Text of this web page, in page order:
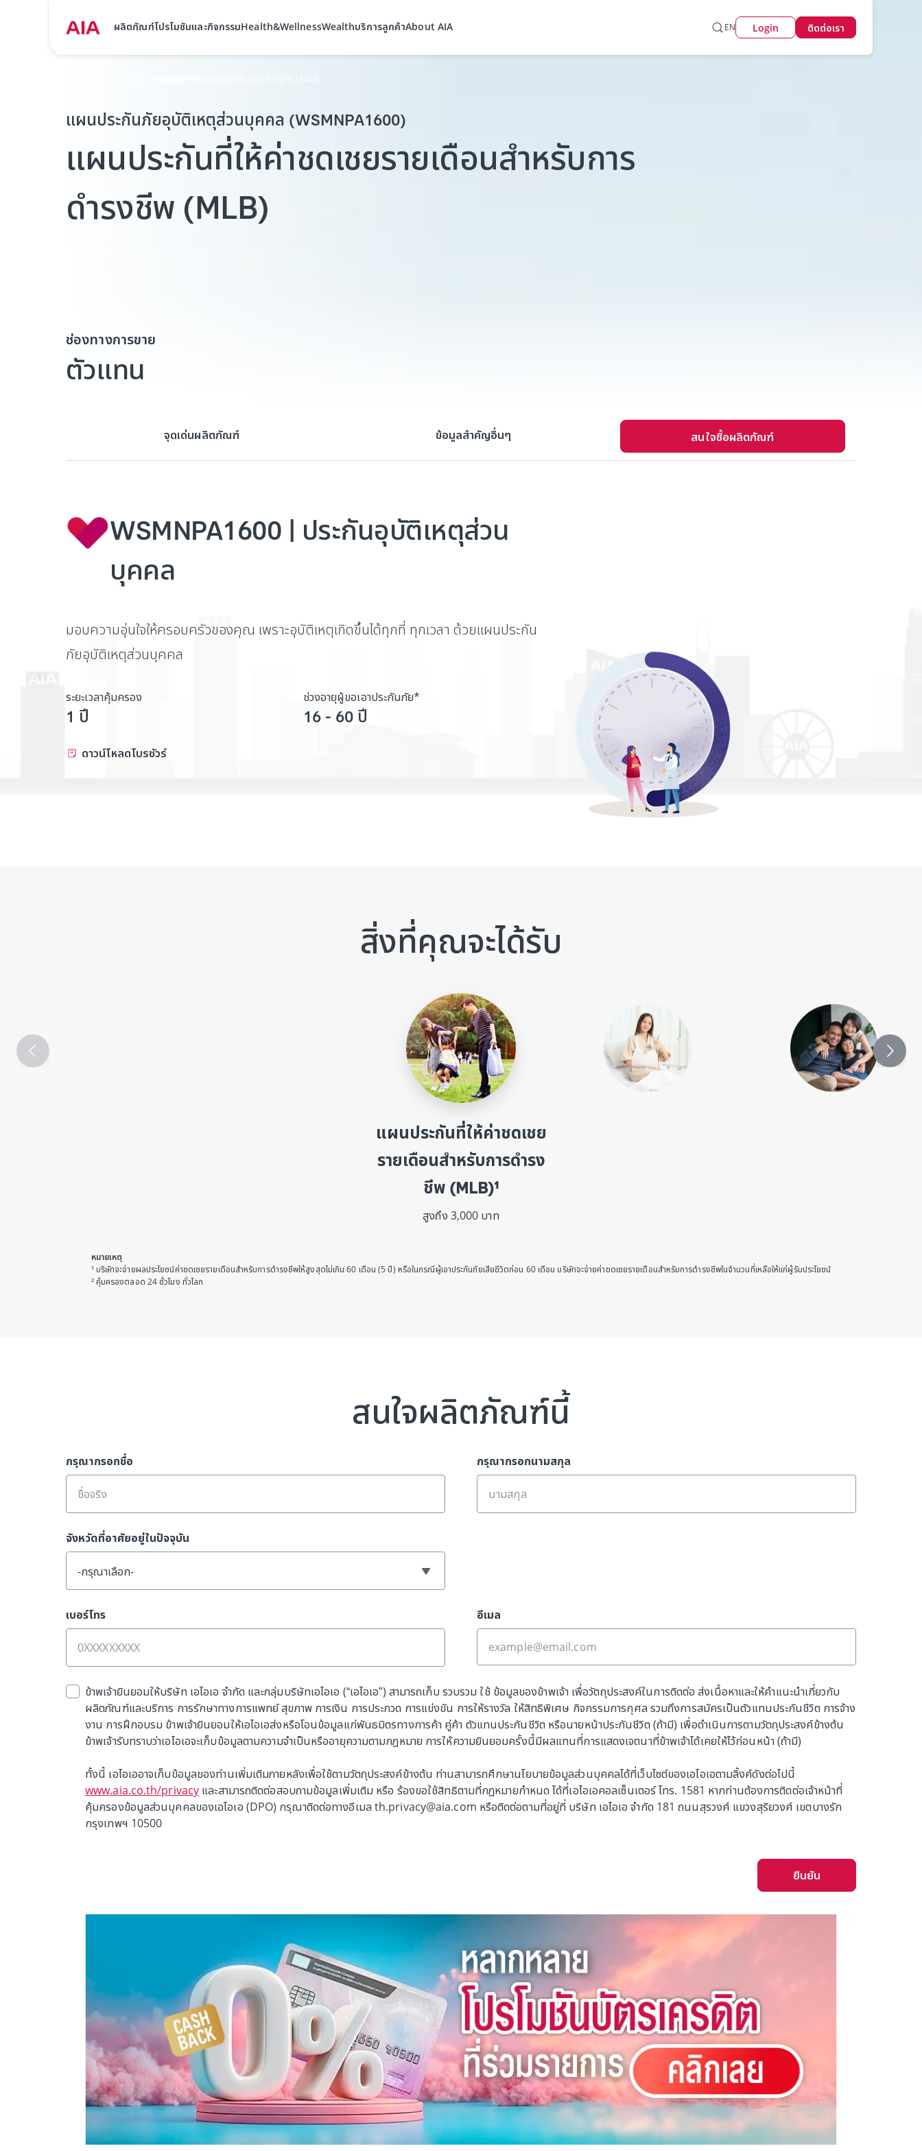
ผลิตภัณฑ์โปรโมชันและกิจกรรมHealth&WellnessWealthบริการลูกค้าAbout AIA EN Login ติดต่อเรา
แผนประกันภัยอุบัติเหตุส่วนบุคคล (WSMNPA1600)
แผนประกันที่ให้ค่าชดเชยรายเดือนสำหรับการ
ดำรงชีพ (MLB)
ช่องทางการขาย
ตัวแทน
จุดเด่นผลิตภัณฑ์ ข้อมูลสำคัญอื่นๆ สนใจซื้อผลิตภัณฑ์
WSMNPA1600 | ประกันอุบัติเหตุส่วน
บุคคล
มอบความอุ่นใจให้ครอบครัวของคุณ เพราะอุบัติเหตุเกิดขึ้นได้ทุกที่ ทุกเวลา ด้วยแผนประกัน
ภัยอุบัติเหตุส่วนบุคคล
ระยะเวลาคุ้มครอง
1 ปี
ช่วงอายุผู้ขอเอาประกันภัย*
16 - 60 ปี
ดาวน์โหลดโบรชัวร์
สิ่งที่คุณจะได้รับ
แผนประกันที่ให้ค่าชดเชย
รายเดือนสำหรับการดำรง
ชีพ (MLB)¹
สูงถึง 3,000 บาท
หมายเหตุ
¹ บริษัทจะจ่ายผลประโยชน์ค่าชดเชยรายเดือนสำหรับการดำรงชีพให้สูงสุดไม่เกิน 60 เดือน (5 ปี) หรือในกรณีผู้เอาประกันภัยเสียชีวิตก่อน 60 เดือน บริษัทจะจ่ายค่าชดเชยรายเดือนสำหรับการดำรงชีพในจำนวนที่เหลือให้แก่ผู้รับประโยชน์
² คุ้มครองตลอด 24 ชั่วโมง ทั่วโลก
สนใจผลิตภัณฑ์นี้
กรุณากรอกชื่อ กรุณากรอกนามสกุล
จังหวัดที่อาศัยอยู่ในปัจจุบัน
-กรุณาเลือก-
เบอร์โทร อีเมล
ข้าพเจ้ายินยอมให้บริษัท เอไอเอ จำกัด และกลุ่มบริษัทเอไอเอ (“เอไอเอ”) สามารถเก็บ รวบรวม ใช้ ข้อมูลของข้าพเจ้า เพื่อวัตถุประสงค์ในการติดต่อ ส่งเนื้อหาและให้คำแนะนำเกี่ยวกับ
ผลิตภัณฑ์และบริการ การรักษาทางการแพทย์ สุขภาพ การเงิน การประกวด การแข่งขัน การให้รางวัล ให้สิทธิพิเศษ กิจกรรมการกุศล รวมถึงการสมัครเป็นตัวแทนประกันชีวิต การจ้าง
งาน การฝึกอบรม ข้าพเจ้ายินยอมให้เอไอเอส่งหรือโอนข้อมูลแก่พันธมิตรทางการค้า คู่ค้า ตัวแทนประกันชีวิต หรือนายหน้าประกันชีวิต (ถ้ามี) เพื่อดำเนินการตามวัตถุประสงค์ข้างต้น
ข้าพเจ้ารับทราบว่าเอไอเอจะเก็บข้อมูลตามความจำเป็นหรืออายุความตามกฎหมาย การให้ความยินยอมครั้งนี้มีผลแทนที่การแสดงเจตนาที่ข้าพเจ้าได้เคยให้ไว้ก่อนหน้า (ถ้ามี)
ทั้งนี้ เอไอเออาจเก็บข้อมูลของท่านเพิ่มเติมภายหลังเพื่อใช้ตามวัตถุประสงค์ข้างต้น ท่านสามารถศึกษานโยบายข้อมูลส่วนบุคคลได้ที่เว็บไซต์ของเอไอเอตามลิ้งค์ดังต่อไปนี้
www.aia.co.th/privacy และสามารถติดต่อสอบถามข้อมูลเพิ่มเติม หรือ ร้องขอใช้สิทธิตามที่กฎหมายกำหนด ได้ที่เอไอเอคอลเซ็นเตอร์ โทร. 1581 หากท่านต้องการติดต่อเจ้าหน้าที่
คุ้มครองข้อมูลส่วนบุคคลของเอไอเอ (DPO) กรุณาติดต่อทางอีเมล th.privacy@aia.com หรือติดต่อตามที่อยู่ที่ บริษัท เอไอเอ จำกัด 181 ถนนสุรวงศ์ แขวงสุริยวงศ์ เขตบางรัก
กรุงเทพฯ 10500
ยืนยัน